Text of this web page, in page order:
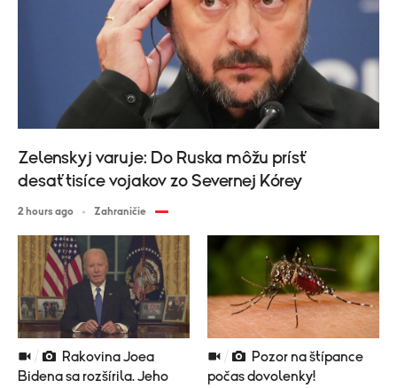
Zelenskyj varuje: Do Ruska môžu prísť
desaťtisíce vojakov zo Severnej Kórey
2 hours ago Zahraničie
Bidena sa rozšírila. Jeho
počas dovolenky!